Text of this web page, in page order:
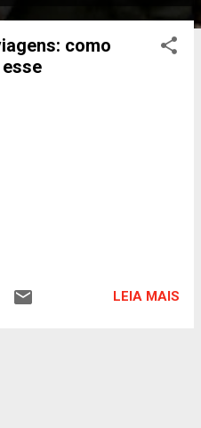
como
LEIA MAIS